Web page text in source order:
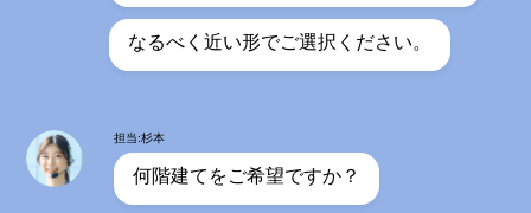
なるべく近い形でご選択ください。
担当:杉本
何階建てをご希望ですか？